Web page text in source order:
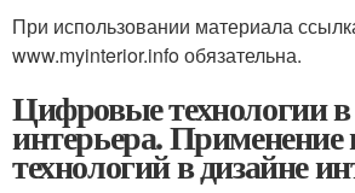
При использовании материала
www.myinterior.info обязательна.
Цифровые технологии в
интерьера.
технологий в дизайне